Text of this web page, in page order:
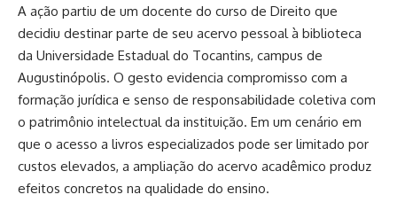
A ação partiu de um docente do curso de Direito que
decidiu destinar parte de seu acervo pessoal à biblioteca
da Universidade Estadual do Tocantins, campus de
Augustinópolis. O gesto evidencia compromisso com a
formação jurídica e senso de responsabilidade coletiva com
o patrimônio intelectual da instituição. Em um cenário em
que o acesso a livros especializados pode ser limitado por
custos elevados, a ampliação do acervo acadêmico produz
efeitos concretos na qualidade do ensino.